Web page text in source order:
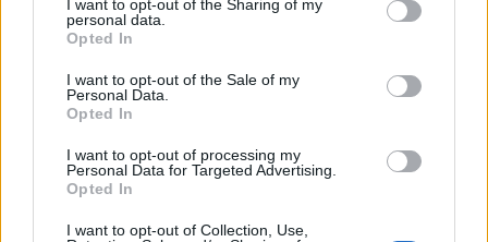
I want to opt-out of the Sharing of my
personal data.
Opted In
I want to opt-out of the Sale of my
Personal Data.
Opted In
I want to opt-out of processing my
Personal Data for Targeted Advertising.
Opted In
I want to opt-out of Collection, Use,
afrua “hijes së Putinit” në
VIDEO/ Ernest Muçi vijon
shqiptar krijon golin nga një
pozicion i vështirë
Protestuesit vijojnë qëndresën,